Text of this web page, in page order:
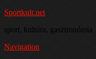
Sportkult.net
sport, kultúra, gasztronómia
Navigation